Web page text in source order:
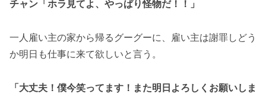
チャン「ホラ見てよ、やっぱり怪物だ！！」
一人雇い主の家から帰るグーグーに、雇い主は謝罪しどう
か明日も仕事に来て欲しいと言う。
「大丈夫！僕今笑ってます！また明日よろしくお願いしま